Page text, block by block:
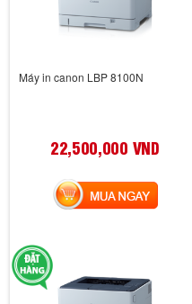
Máy in canon LBP 8100N
22,500,000 VND
MUA NGAY